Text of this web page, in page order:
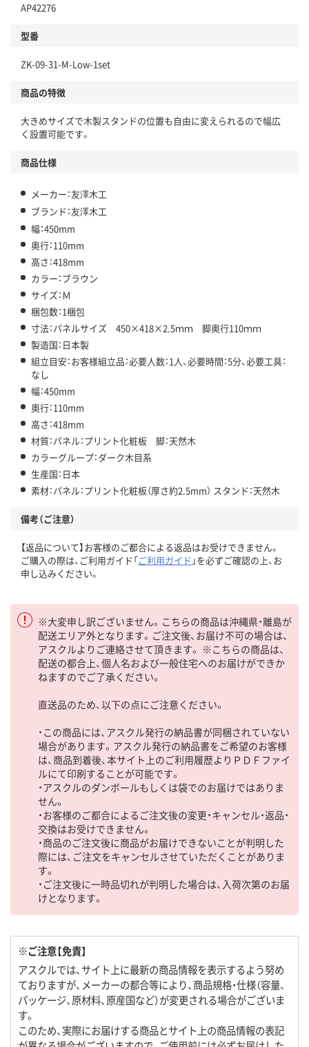
AP42276
型番
ZK-09-31-M-Low-1set
商品の特徴
大きめサイズで木製スタンドの位置も自由に変えられるので幅広
く設置可能です。
商品仕様
メーカー：友澤木工
ブランド：友澤木工
幅：450mm
奥行：110mm
高さ：418mm
カラー：ブラウン
サイズ：Ｍ
梱包数：1梱包
寸法：パネルサイズ 450×418×2.5ｍｍ 脚奥行110ｍｍ
製造国：日本製
組立目安：お客様組立品：必要人数：1人、必要時間：5分、必要工具：
なし
幅：450mm
奥行：110mm
高さ：418mm
材質：パネル：プリント化粧板 脚：天然木
カラーグループ：ダーク木目系
生産国：日本
素材：パネル：プリント化粧板（厚さ約2.5mm） スタンド：天然木
備考（ご注意）
【返品について】お客様のご都合による返品はお受けできません。
ご購入の際は、ご利用ガイド「ご利用ガイド 」を必ずご確認の上、お
申し込みください。
※大変申し訳ございません。こちらの商品は沖縄県・離島が
配送エリア外となります。ご注文後、お届け不可の場合は、
アスクルよりご連絡させて頂きます。 ※こちらの商品は、
配送の都合上、個人名および一般住宅へのお届けができか
ねますのでご了承ください。
直送品のため、以下の点にご注意ください。
・この商品には、アスクル発行の納品書が同梱されていない
場合があります。アスクル発行の納品書をご希望のお客様
は、商品到着後、本サイト上のご利用履歴よりＰＤＦファイ
ルにて印刷することが可能です。
・アスクルのダンボールもしくは袋でのお届けではありま
せん。
・お客様のご都合によるご注文後の変更・キャンセル・返品・
交換はお受けできません。
・商品のご注文後に商品がお届けできないことが判明した
際には、ご注文をキャンセルさせていただくことがありま
す。
・ご注文後に一時品切れが判明した場合は、入荷次第のお届
けとなります。
※ご注意【免責】
アスクルでは、サイト上に最新の商品情報を表示するよう努め
ておりますが、メーカーの都合等により、商品規格・仕様（容量、
パッケージ、原材料、原産国など）が変更される場合がございま
す。
このため、実際にお届けする商品とサイト上の商品情報の表記